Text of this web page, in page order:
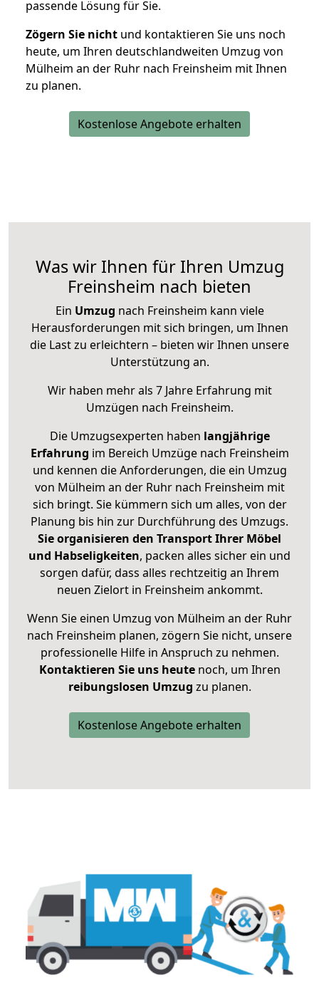
passende Lösung für Sie.
Zögern Sie nicht und kontaktieren Sie uns noch
heute, um Ihren deutschlandweiten Umzug von
Mülheim an der Ruhr nach Freinsheim mit Ihnen
zu planen.
Kostenlose Angebote erhalten
Was wir Ihnen für Ihren Umzug
Freinsheim nach bieten
Ein Umzug nach Freinsheim kann viele
Herausforderungen mit sich bringen, um Ihnen
die Last zu erleichtern – bieten wir Ihnen unsere
Unterstützung an.
Wir haben mehr als 7 Jahre Erfahrung mit
Umzügen nach Freinsheim.
Die Umzugsexperten haben langjährige
Erfahrung im Bereich Umzüge nach Freinsheim
und kennen die Anforderungen, die ein Umzug
von Mülheim an der Ruhr nach Freinsheim mit
sich bringt. Sie kümmern sich um alles, von der
Planung bis hin zur Durchführung des Umzugs.
Sie organisieren den Transport Ihrer Möbel
und Habseligkeiten, packen alles sicher ein und
sorgen dafür, dass alles rechtzeitig an Ihrem
neuen Zielort in Freinsheim ankommt.
Wenn Sie einen Umzug von Mülheim an der Ruhr
nach Freinsheim planen, zögern Sie nicht, unsere
professionelle Hilfe in Anspruch zu nehmen.
Kontaktieren Sie uns heutenoch, um Ihren
reibungslosen Umzug zu planen.
Kostenlose Angebote erhalten